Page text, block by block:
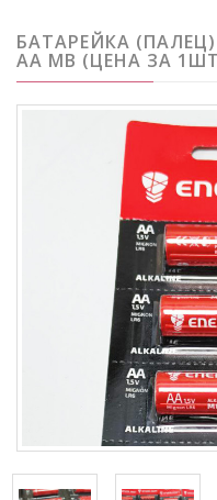
БАТАРЕЙКА (ПАЛЕЦ)
AA MB (ЦЕНА ЗА